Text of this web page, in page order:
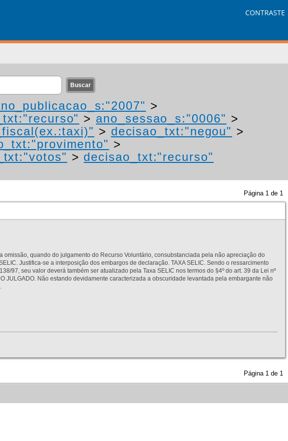
CONTRASTE
>
> ano_sessao_s:"0006" >
> decisao_txt:"negou" >
>
> decisao_txt:"recurso"
Página 1 de 1
omissão, quando do julgamento do Recurso Voluntário, consubstanciada pela não apreciação do
Justifica-se a interposição dos embargos de declaração. TAXA SELIC. Sendo o ressarcimento
97, seu valor deverá também ser atualizado pela Taxa SELIC nos termos do §4º do art. 39 da Lei nº
JULGADO. Não estando devidamente caracterizada a obscuridade levantada pela embargante não
Página 1 de 1